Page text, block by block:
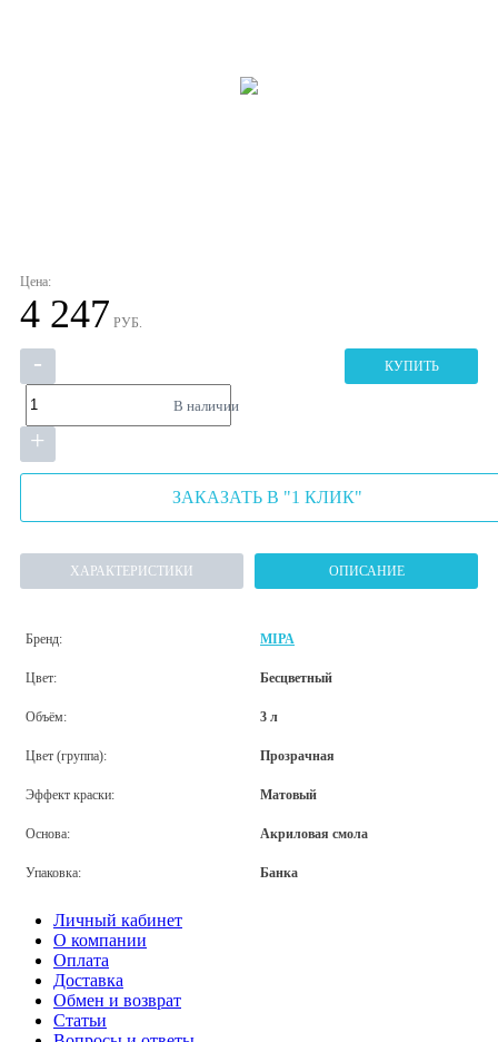
Цена:
4 247 РУБ.
-
+
КУПИТЬ
В наличии
ЗАКАЗАТЬ В "1 КЛИК"
ХАРАКТЕРИСТИКИ ОПИСАНИЕ
Бренд: MIPA
Цвет: Бесцветный
Объём: 3 л
Цвет (группа): Прозрачная
Эффект краски: Матовый
Основа: Акриловая смола
Упаковка: Банка
Личный кабинет
О компании
Оплата
Доставка
Обмен и возврат
Статьи